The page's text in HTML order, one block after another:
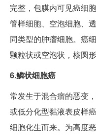
完整，包膜内可见癌细
管样细胞、空泡细胞、
同类型的肿瘤细胞。癌
颗粒状或空泡状，核圆
6.鳞状细胞癌
常发生于混合瘤的恶变
或低分化型黏液表皮样
细胞化生而来。为高度恶